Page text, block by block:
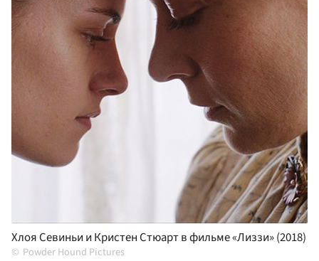
Хлоя Севиньи и Кристен Стюарт в фильме «Лиззи» (2018)
Powder Hound Pictures